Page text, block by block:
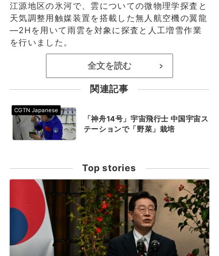
江源地区の氷河で、雲についての微物理学探査と
天気調整用触媒装置を搭載した無人航空機の翼龍
―2Hを用いて雨雲を対象に探査と人工増雪作業
を行いました。
全文を読む >
関連記事
「神舟14号」宇宙飛行士 中国宇宙ス
テーションで「野菜」栽培
Top stories